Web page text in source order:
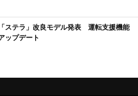
ステラ」改良モデル発表 運転支援機能
ップデート